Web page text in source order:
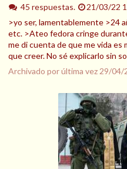
45 respuestas.
21/03/22
>yo ser, lamentablemente >24
etc. >Ateo fedora cringe
me di cuenta de que me vida es
que creer. No sé explicarlo sin
Archivado por última vez 29/04/